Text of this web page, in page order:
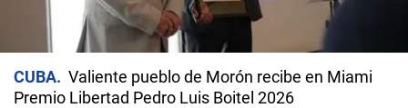
CUBA
Valiente pueblo de Morón recibe en Miami
Premio Libertad Pedro Luis Boitel 2026